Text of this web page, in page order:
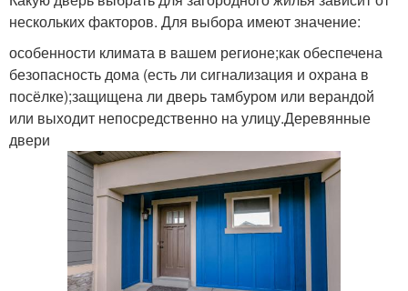
нескольких факторов. Для выбора имеют значение:
особенности климата в вашем регионе;как обеспечена
безопасность дома (есть ли сигнализация и охрана в
посёлке);защищена ли дверь тамбуром или верандой
или выходит непосредственно на улицу.Деревянные
двери